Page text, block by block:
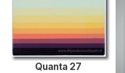
Quanta 27